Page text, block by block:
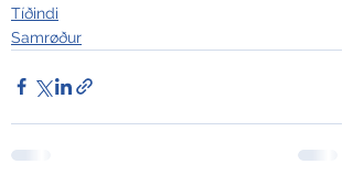
Tíðindi
Samrøður